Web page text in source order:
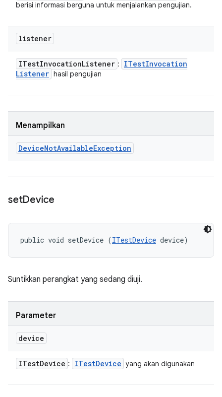
berisi informasi berguna untuk menjalankan pengujian.
listener
ITestInvocationListener : ITestInvocation
Listener hasil pengujian
Menampilkan
DeviceNotAvailableException
setDevice
public void setDevice (ITestDevice device)
Suntikkan perangkat yang sedang diuji.
Parameter
device
ITestDevice : ITestDevice yang akan digunakan